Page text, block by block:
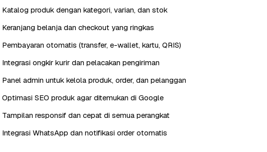
Katalog produk dengan kategori, varian, dan stok
Keranjang belanja dan checkout yang ringkas
Pembayaran otomatis (transfer, e-wallet, kartu, QRIS)
Integrasi ongkir kurir dan pelacakan pengiriman
Panel admin untuk kelola produk, order, dan pelanggan
Optimasi SEO produk agar ditemukan di Google
Tampilan responsif dan cepat di semua perangkat
Integrasi WhatsApp dan notifikasi order otomatis